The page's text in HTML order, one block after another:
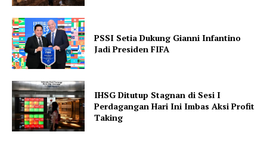
PSSI Setia Dukung Gianni Infantino
Jadi Presiden FIFA
IHSG Ditutup Stagnan di Sesi I
Perdagangan Hari Ini Imbas Aksi Profit
Taking